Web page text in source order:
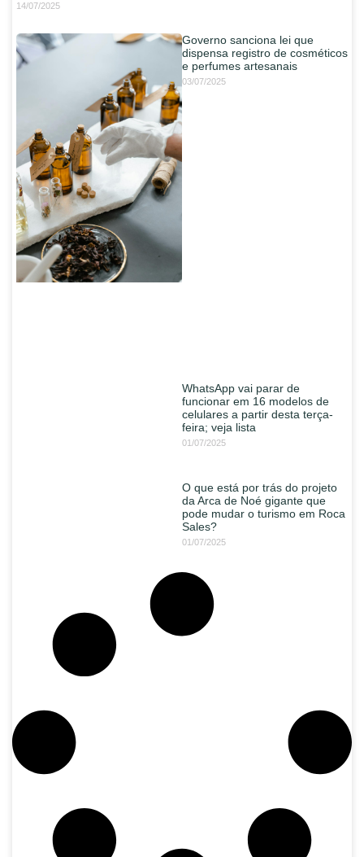
14/07/2025
Governo sanciona lei que
dispensa registro de cosméticos
e perfumes artesanais
03/07/2025
WhatsApp vai parar de
funcionar em 16 modelos de
celulares a partir desta terça-
feira; veja lista
01/07/2025
O que está por trás do projeto
da Arca de Noé gigante que
pode mudar o turismo em Roca
Sales?
01/07/2025